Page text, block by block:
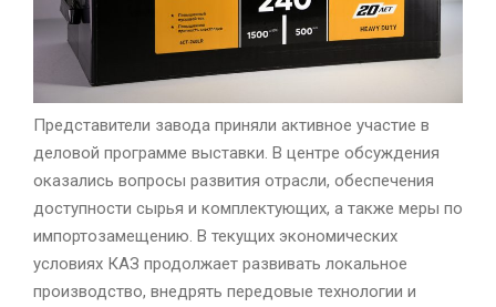
Представители завода приняли активное участие в
деловой программе выставки. В центре обсуждения
оказались вопросы развития отрасли, обеспечения
доступности сырья и комплектующих, а также меры по
импортозамещению. В текущих экономических
условиях КАЗ продолжает развивать локальное
производство, внедрять передовые технологии и